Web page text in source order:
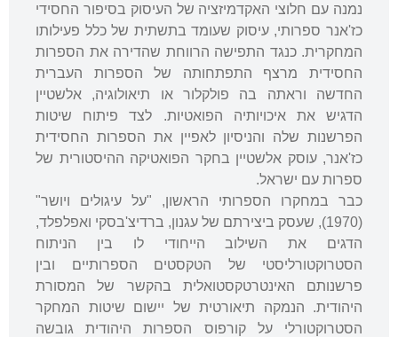
נמנה עם חלוצי האקדמיזציה של העיסוק בסיפור החסידי
כז'אנר ספרותי, עיסוק שעומד בתשתית של כלל פעילותו
המחקרית. כנגד התפישה הרווחת שהדירה את הספרות
החסידית מרצף התפתחותה של הספרות העברית
החדשה וראתה בה פולקלור או תיאולוגיה, אלשטיין
הדגיש את איכויותיה הפואטיות. לצד פיתוח שיטות
הפרשנות שלה והניסיון לאפיין את הספרות החסידית
כז'אנר, עוסק אלשטיין בחקר הפואטיקה ההיסטורית של
ספרות עם ישראל.
כבר במחקרו הספרותי הראשון, "על עיגולים ויושר"
(1970), שעסק ביצירתם של עגנון, ברדיצ'בסקי ואפלפלד,
הדגים את השילוב הייחודי לו בין הניתוח
הסטרוקטורליסטי של הטקסטים הספרותיים ובין
פרשנותם האינטרטקסטואלית בהקשר של המסורת
היהודית. הנמקה תיאורטית של יישום שיטות המחקר
הסטרוקטורלי על קורפוס הספרות היהודית גובשה